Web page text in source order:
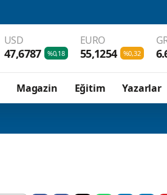
USD
47,6787 %0,18
EURO
55,1254 %0,32
Magazin Eğitim Yazarlar